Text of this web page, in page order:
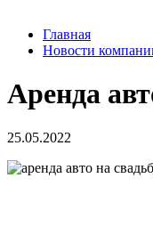
Главная
Новости
Аренда
25.05.2022